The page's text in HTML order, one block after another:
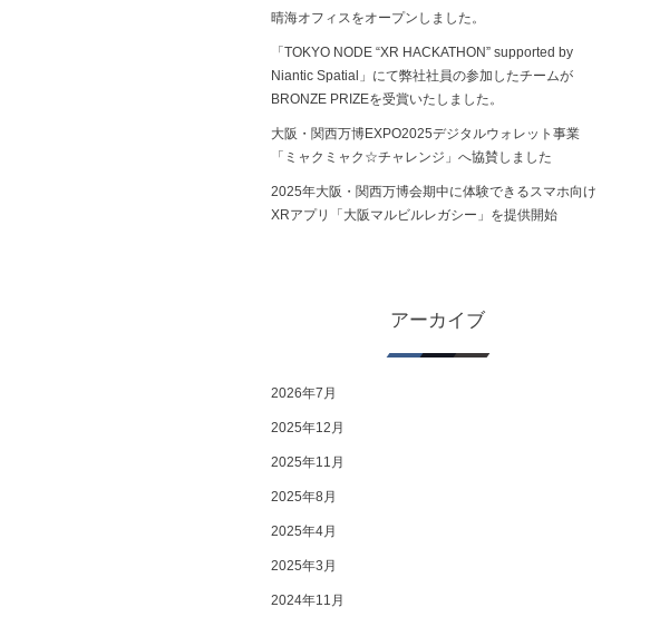
晴海オフィスをオープンしました。
「TOKYO NODE “XR HACKATHON” supported by
Niantic Spatial」にて弊社社員の参加したチームが
BRONZE PRIZEを受賞いたしました。
大阪・関西万博EXPO2025デジタルウォレット事業
「ミャクミャク☆チャレンジ」へ協賛しました
2025年大阪・関西万博会期中に体験できるスマホ向け
XRアプリ「大阪マルビルレガシー」を提供開始
アーカイブ
2026年7月
2025年12月
2025年11月
2025年8月
2025年4月
2025年3月
2024年11月